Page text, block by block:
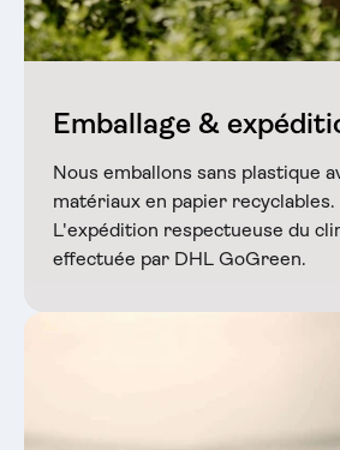
Emballage &
Nous emballons sans plastique
matériaux en papier recyclables.
L'expédition respectueuse du
effectuée par DHL GoGreen.